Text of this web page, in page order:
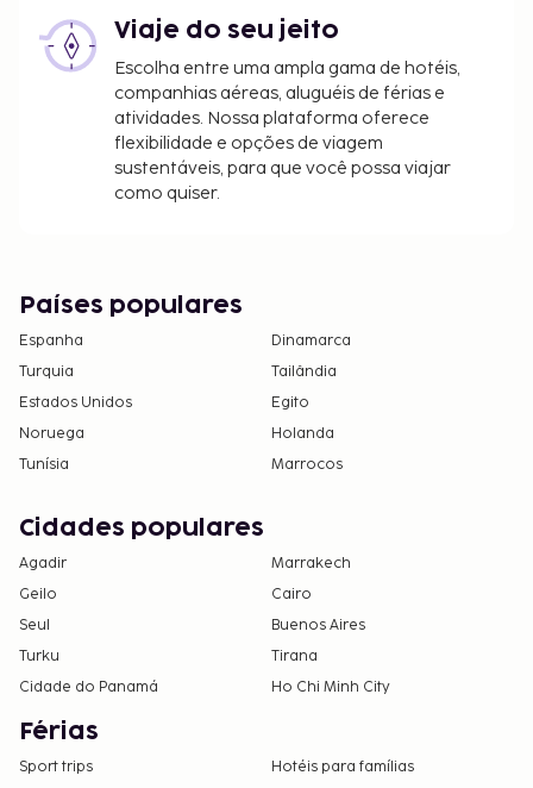
Viaje do seu jeito
Escolha entre uma ampla gama de hotéis,
companhias aéreas, aluguéis de férias e
atividades. Nossa plataforma oferece
flexibilidade e opções de viagem
sustentáveis, para que você possa viajar
como quiser.
Países populares
Espanha
Dinamarca
Turquia
Tailândia
Estados Unidos
Egito
Noruega
Holanda
Tunísia
Marrocos
Cidades populares
Agadir
Marrakech
Geilo
Cairo
Seul
Buenos Aires
Turku
Tirana
Cidade do Panamá
Ho Chi Minh City
Férias
Sport trips Hotéis para famílias